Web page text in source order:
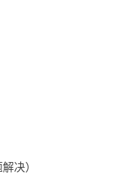
决）